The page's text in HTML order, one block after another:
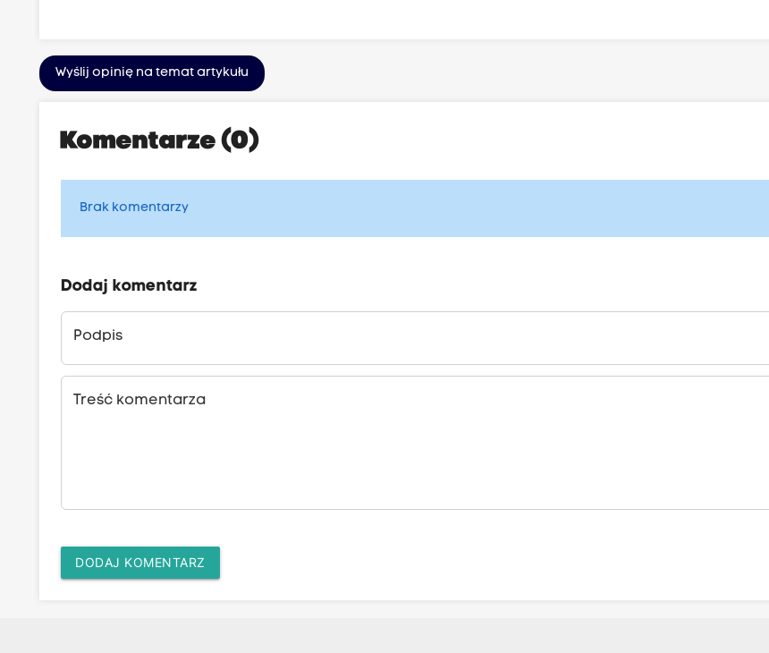
Wyślij opinię na temat artykułu
Komentarze (0)
Brak komentarzy
Dodaj komentarz
Podpis
Treść komentarza
DODAJ KOMENTARZ